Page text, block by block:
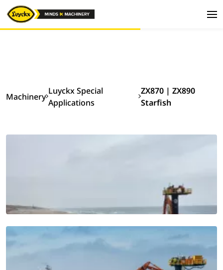
Machinery
Luyckx Special
Applications
ZX870 | ZX890
Starfish